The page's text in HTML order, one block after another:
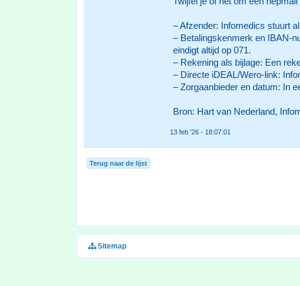
– Afzender: Infomedics stuurt
– Betalingskenmerk en IBAN-
eindigt altijd op 071.
– Rekening als bijlage: Een
– Directe iDEAL/Wero-link:
– Zorgaanbieder en datum: In
Bron: Hart van Nederland,
13 feb '26 - 18:07:01
Terug naar de lijst
Sitemap